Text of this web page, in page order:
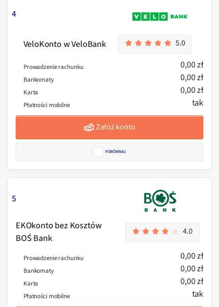
4
VeloKonto w VeloBank 5.0
Prowadzenie rachunku 0,00 zł
Bankomaty 0,00 zł
Karta 0,00 zł
Płatności mobilne tak
Załóż konto
PORÓWNAJ
5
EKOkonto bez Kosztów
BOŚ Bank
4.0
Prowadzenie rachunku 0,00 zł
Bankomaty 0,00 zł
Karta 0,00 zł
Płatności mobilne tak